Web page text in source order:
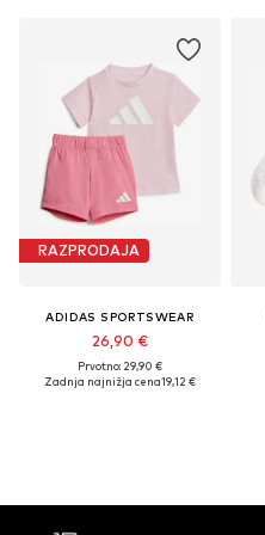
RAZPRODAJA
ADIDAS SPORTSWEAR
26,90 €
Prvotno: 29,90 €
Zadnja najnižja cena19,12 €